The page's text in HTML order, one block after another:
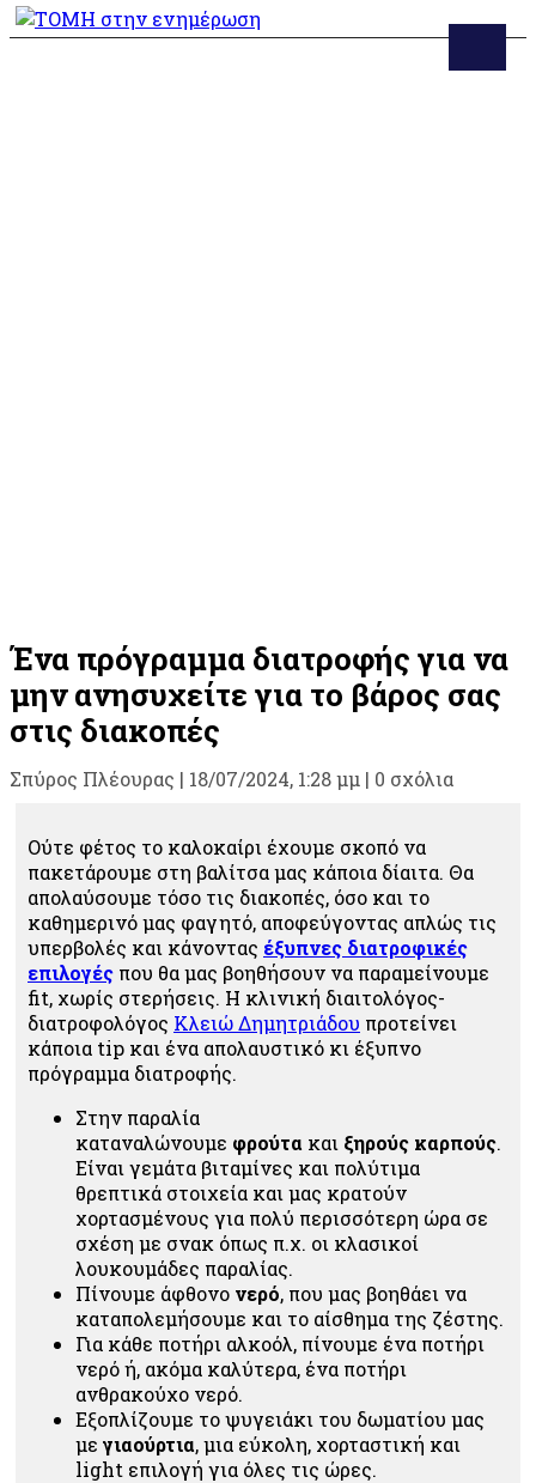
Ένα πρόγραμμα διατροφής για να
μην ανησυχείτε για το βάρος σας
στις διακοπές
Σπύρος Πλέουρας | 18/07/2024, 1:28 μμ | 0 σχόλια
Ούτε φέτος το καλοκαίρι έχουμε σκοπό να
πακετάρουμε στη βαλίτσα μας κάποια δίαιτα. Θα
απολαύσουμε τόσο τις διακοπές, όσο και το
καθημερινό μας φαγητό, αποφεύγοντας απλώς τις
υπερβολές και κάνοντας έξυπνες διατροφικές
επιλογές που θα μας βοηθήσουν να παραμείνουμε
fit, χωρίς στερήσεις. H κλινική διαιτολόγος-
διατροφολόγος Κλειώ Δημητριάδου προτείνει
κάποια tip και ένα απολαυστικό κι έξυπνο
πρόγραμμα διατροφής.
Στην παραλία
καταναλώνουμε φρούτα και ξηρούς καρπούς.
Είναι γεμάτα βιταμίνες και πολύτιμα
θρεπτικά στοιχεία και μας κρατούν
χορτασμένους για πολύ περισσότερη ώρα σε
σχέση με σνακ όπως π.χ. οι κλασικοί
λουκουμάδες παραλίας.
Πίνουμε άφθονο νερό, που μας βοηθάει να
καταπολεμήσουμε και το αίσθημα της ζέστης.
Για κάθε ποτήρι αλκοόλ, πίνουμε ένα ποτήρι
νερό ή, ακόμα καλύτερα, ένα ποτήρι
ανθρακούχο νερό.
Εξοπλίζουμε το ψυγειάκι του δωματίου μας
με γιαούρτια, μια εύκολη, χορταστική και
light επιλογή για όλες τις ώρες.